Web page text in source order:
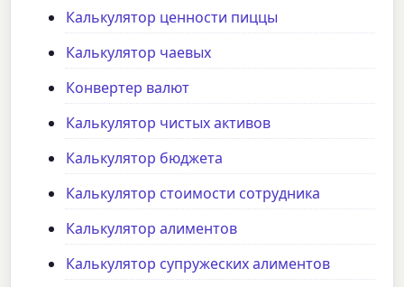
Калькулятор ценности пиццы
Калькулятор чаевых
Конвертер валют
Калькулятор чистых активов
Калькулятор бюджета
Калькулятор стоимости сотрудника
Калькулятор алиментов
Калькулятор супружеских алиментов